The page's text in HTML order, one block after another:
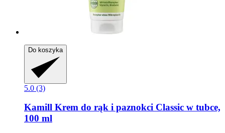
Do koszyka
5.0 (3)
Kamill Krem do rąk i paznokci Classic w tubce,
100 ml